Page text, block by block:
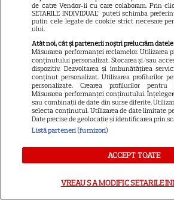
9
universul
Ce rol
sezonul 3
5
NETFLIX
„Palatul de
coreean de
blestemat,
exorcistul
moartea
de catre Vendor-ii cu care colaboram. Prin
SETARILE INDIVIDUAL” puteti schimba
putin cele legate de cookie strict necesare
ului.
Atât noi, cât și partenerii noștri prelucrăm
Măsurarea performanței reclamelor. Utilizarea
conținutului personalizat. Stocarea și/sau
dispozitiv. Dezvoltarea și îmbunătățirea
conținut personalizat. Utilizarea profilurilor
personalizate. Crearea profilurilor pentru
Măsurarea performanței conținutului.
sau combinații de date din surse diferite.
selecta conținutul. Utilizarea de date limitate
Date precise de geolocație și identificarea prin
Listă parteneri (furnizori)
ACCEPT TOATE
VREAU SA MODIFIC SETARILE